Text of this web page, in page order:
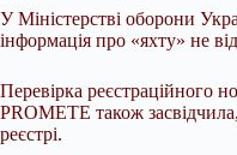
У Міністерстві оборони
інформація про «яхту» не
Перевірка реєстраційного
PROMETE також
реєстрі.